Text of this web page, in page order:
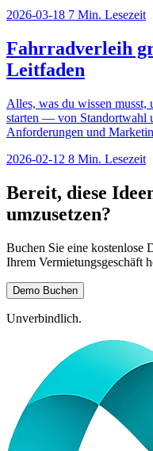
2026-03-18 7 Min. Lesezeit
Fahrradverleih
Leitfaden
Alles, was du wissen musst,
starten — von Standortwahl
Anforderungen und
2026-02-12 8 Min. Lesezeit
Bereit, diese
umzusetzen?
Buchen Sie eine kostenlose
Ihrem Vermietungsgeschäft
Demo Buchen
Unverbindlich.